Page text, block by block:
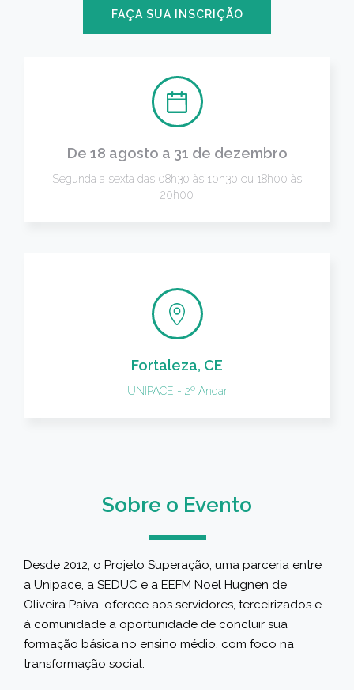
FAÇA SUA INSCRIÇÃO
De 18 agosto a 31 de dezembro
Segunda a sexta das 08h30 às 10h30 ou 18h00 às
20h00
Fortaleza, CE
UNIPACE - 2º Andar
Sobre o Evento
Desde 2012, o Projeto Superação, uma parceria entre
a Unipace, a SEDUC e a EEFM Noel Hugnen de
Oliveira Paiva, oferece aos servidores, terceirizados e
à comunidade a oportunidade de concluir sua
formação básica no ensino médio, com foco na
transformação social.